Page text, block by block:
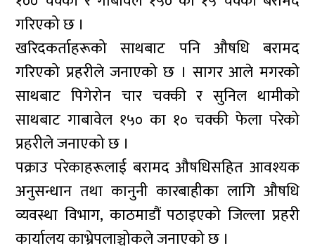
गरिएको छ ।
खरिदकर्ताहरूको साथबाट पनि औषधि बरामद
गरिएको प्रहरीले जनाएको छ । सागर आले मगरको
साथबाट पिगेरोन चार चक्की र सुनिल थामीको
साथबाट गाबावेल १५० का १० चक्की फेला परेको
प्रहरीले जनाएको छ ।
पक्राउ परेकाहरूलाई बरामद औषधिसहित आवश्यक
अनुसन्धान तथा कानुनी कारबाहीका लागि औषधि
व्यवस्था विभाग, काठमाडौं पठाइएको जिल्ला प्रहरी
कार्यालय काभ्रेपलाञ्चोकले जनाएको छ ।